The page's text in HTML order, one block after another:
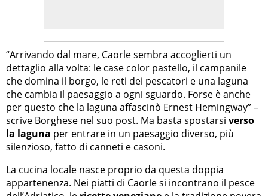
“Arrivando dal mare, Caorle sembra accoglierti un
dettaglio alla volta: le case color pastello, il campanile
che domina il borgo, le reti dei pescatori e una laguna
che cambia il paesaggio a ogni sguardo. Forse è anche
per questo che la laguna affascinò Ernest Hemingway” –
scrive Borghese nel suo post. Ma basta spostarsi verso
la laguna per entrare in un paesaggio diverso, più
silenzioso, fatto di canneti e casoni.
La cucina locale nasce proprio da questa doppia
appartenenza. Nei piatti di Caorle si incontrano il pesce